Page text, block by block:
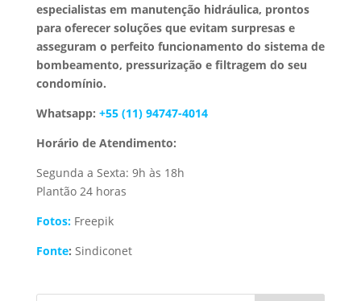
especialistas em manutenção hidráulica, prontos
para oferecer soluções que evitam surpresas e
asseguram o perfeito funcionamento do sistema de
bombeamento, pressurização e filtragem do seu
condomínio.
Whatsapp: +55 (11) 94747-4014
Horário de Atendimento:
Segunda a Sexta: 9h às 18h
Plantão 24 horas
Fotos:Freepik
Fonte: Sindiconet